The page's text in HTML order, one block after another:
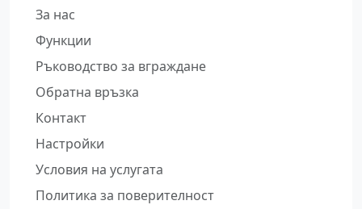
За нас
Функции
Ръководство за вграждане
Обратна връзка
Контакт
Настройки
Условия на услугата
Политика за поверителност